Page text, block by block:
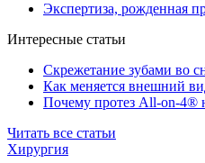
Экспертиза, рожденная
Интересные статьи
Скрежетание зубами во
Как меняется внешний
Почему протез All-on-4®
Читать все статьи
Хирургия